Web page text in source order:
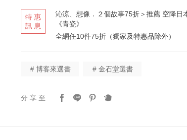
特惠
訊息
沁涼、想像．２個故事75折＞推薦 空降日
《青瓷》
全網任10件75折（獨家及特惠品除外）
# 博客來選書 # 金石堂選書
分享至